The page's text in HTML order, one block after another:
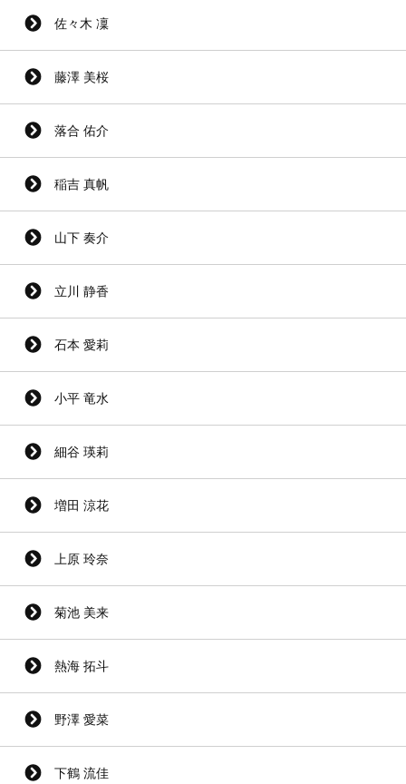
佐々木 凜
藤澤 美桜
落合 佑介
稲吉 真帆
山下 奏介
立川 静香
石本 愛莉
小平 竜水
細谷 瑛莉
増田 涼花
上原 玲奈
菊池 美来
熱海 拓斗
野澤 愛菜
下鶴 流佳